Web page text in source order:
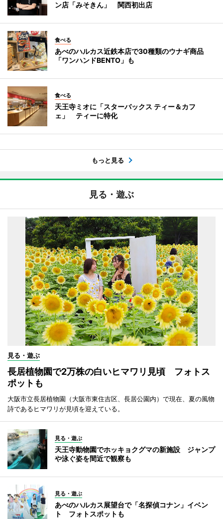
ン店「みそきん」 関西初出店
食べる
あべのハルカス近鉄本店で30種類のウナギ商品
「ワンハンドBENTO」も
食べる
天王寺ミオに「スターバックス ティー＆カフ
ェ」 ティーに特化
もっと見る
見る・遊ぶ
見る・遊ぶ
長居植物園で2万株の白いヒマワリ見頃 フォトス
ポットも
大阪市立長居植物園（大阪市東住吉区、長居公園内）で現在、夏の風物
詩であるヒマワリが見頃を迎えている。
見る・遊ぶ
天王寺動物園でホッキョクグマの新施設 ジャンプ
や泳ぐ姿を間近で観察も
見る・遊ぶ
あべのハルカス展望台で「名探偵コナン」イベン
ト フォトスポットも